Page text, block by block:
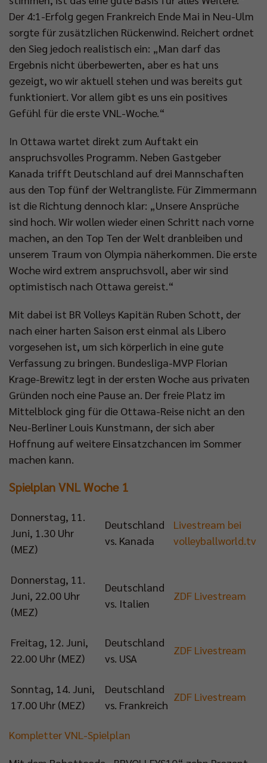
Der 4:1-Erfolg gegen Frankreich Ende Mai in Neu-Ulm
sorgte für zusätzlichen Rückenwind. Reichert ordnet
den Sieg jedoch realistisch ein: „Man darf das
Ergebnis nicht überbewerten, aber es hat uns
gezeigt, wo wir aktuell stehen und was bereits gut
funktioniert. Vor allem gibt es uns ein positives
Gefühl für die erste VNL-Woche.“
In Ottawa wartet direkt zum Auftakt ein
anspruchsvolles Programm. Neben Gastgeber
Kanada trifft Deutschland auf drei Mannschaften
aus den Top fünf der Weltrangliste. Für Zimmermann
ist die Richtung dennoch klar: „Unsere Ansprüche
sind hoch. Wir wollen wieder einen Schritt nach vorne
machen, an den Top Ten der Welt dranbleiben und
unserem Traum von Olympia näherkommen. Die erste
Woche wird extrem anspruchsvoll, aber wir sind
optimistisch nach Ottawa gereist.“
Mit dabei ist BR Volleys Kapitän Ruben Schott, der
nach einer harten Saison erst einmal als Libero
vorgesehen ist, um sich körperlich in eine gute
Verfassung zu bringen. Bundesliga-MVP Florian
Krage-Brewitz legt in der ersten Woche aus privaten
Gründen noch eine Pause an. Der freie Platz im
Mittelblock ging für die Ottawa-Reise nicht an den
Neu-Berliner Louis Kunstmann, der sich aber
Hoffnung auf weitere Einsatzchancen im Sommer
machen kann.
Spielplan VNL Woche 1
Donnerstag, 11.
Juni, 1.30 Uhr
(MEZ)
Deutschland
vs. Kanada
Livestream bei
volleyballworld.tv
Donnerstag, 11.
Juni, 22.00 Uhr
(MEZ)
Deutschland
vs. Italien
ZDF Livestream
Freitag, 12. Juni,
22.00 Uhr (MEZ)
Deutschland
vs. USA
ZDF Livestream
Sonntag, 14. Juni,
17.00 Uhr (MEZ)
Deutschland
vs. Frankreich
ZDF Livestream
Kompletter VNL-Spielplan